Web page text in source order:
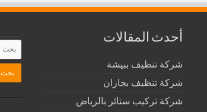
أحدث المقالات
شركة تنظيف ببيشة
شركة تنظيف بجازان
شركة تركيب ستائر بالرياض